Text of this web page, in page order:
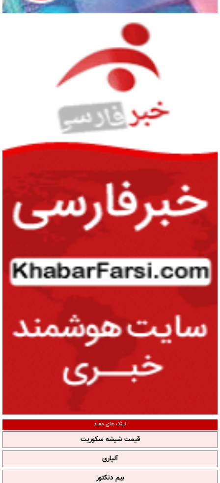
لینک های مفید
قیمت شیشه سکوریت
آلپاری
بیم دتکتور